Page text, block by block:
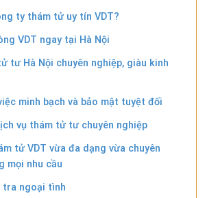
ty thám tử uy tín VDT?
VDT ngay tại Hà Nội
tư Hà Nội chuyên nghiệp, giàu kinh
minh bạch và bảo mật tuyệt đối
vụ thám tử tư chuyên nghiệp
tử VDT vừa đa dạng vừa chuyên
mọi nhu cầu
tra ngoại tình